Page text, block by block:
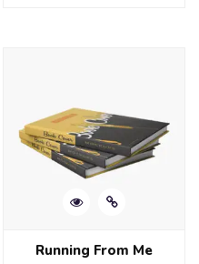
Running From Me